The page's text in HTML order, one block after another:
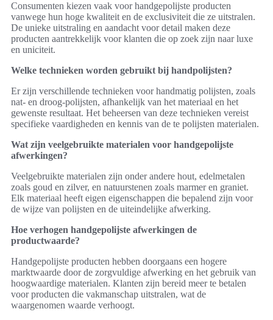
Consumenten kiezen vaak voor handgepolijste producten
vanwege hun hoge kwaliteit en de exclusiviteit die ze uitstralen.
De unieke uitstraling en aandacht voor detail maken deze
producten aantrekkelijk voor klanten die op zoek zijn naar luxe
en uniciteit.
Welke technieken worden gebruikt bij handpolijsten?
Er zijn verschillende technieken voor handmatig polijsten, zoals
nat- en droog-polijsten, afhankelijk van het materiaal en het
gewenste resultaat. Het beheersen van deze technieken vereist
specifieke vaardigheden en kennis van de te polijsten materialen.
Wat zijn veelgebruikte materialen voor handgepolijste
afwerkingen?
Veelgebruikte materialen zijn onder andere hout, edelmetalen
zoals goud en zilver, en natuurstenen zoals marmer en graniet.
Elk materiaal heeft eigen eigenschappen die bepalend zijn voor
de wijze van polijsten en de uiteindelijke afwerking.
Hoe verhogen handgepolijste afwerkingen de
productwaarde?
Handgepolijste producten hebben doorgaans een hogere
marktwaarde door de zorgvuldige afwerking en het gebruik van
hoogwaardige materialen. Klanten zijn bereid meer te betalen
voor producten die vakmanschap uitstralen, wat de
waargenomen waarde verhoogt.